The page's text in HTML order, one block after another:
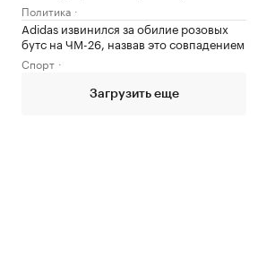
Политика
Adidas извинился за обилие розовых
бутс на ЧМ-26, назвав это совпадением
Спорт
Загрузить еще